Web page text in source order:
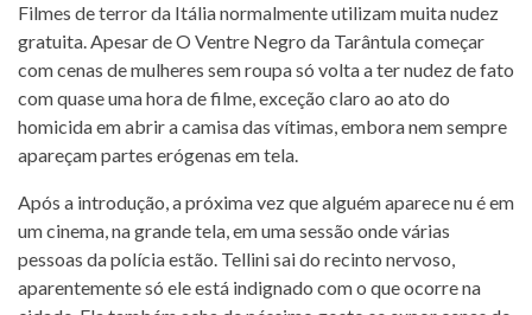
Filmes de terror da Itália normalmente utilizam muita nudez
gratuita. Apesar de O Ventre Negro da Tarântula começar
com cenas de mulheres sem roupa só volta a ter nudez de fato
com quase uma hora de filme, exceção claro ao ato do
homicida em abrir a camisa das vítimas, embora nem sempre
apareçam partes erógenas em tela.
Após a introdução, a próxima vez que alguém aparece nu é em
um cinema, na grande tela, em uma sessão onde várias
pessoas da polícia estão. Tellini sai do recinto nervoso,
aparentemente só ele está indignado com o que ocorre na